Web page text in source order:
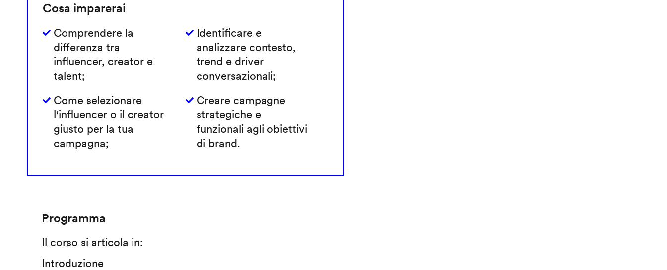
Cosa imparerai
Comprendere la
differenza tra
influencer, creator e
talent;
Identificare e
analizzare contesto,
trend e driver
conversazionali;
Come selezionare
l'influencer o il creator
giusto per la tua
campagna;
Creare campagne
strategiche e
funzionali agli obiettivi
di brand.
Programma
Il corso si articola in:
Introduzione